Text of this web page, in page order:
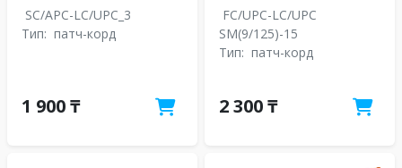
SC/APC-LC/UPC_3
Тип: патч-корд
1 900 ₸
FC/UPC-LC/UPC
SM(9/125)-15
Тип: патч-корд
2 300 ₸